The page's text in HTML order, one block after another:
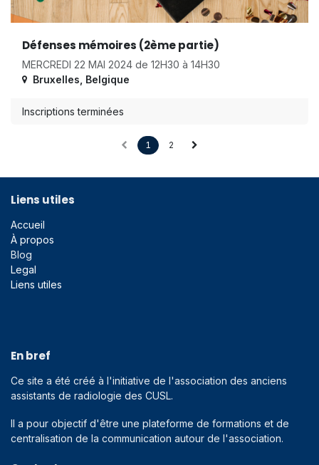
Défenses mémoires (2ème partie)
MERCREDI 22 MAI 2024 de 12H30 à 14H30
Bruxelles Belgique
Inscriptions terminées
1 2
Liens utiles
Accueil
À propos
Blog
Legal
Liens utiles
En bref
Ce site a été créé à l'initiative de l'association des anciens
assistants de radiologie des CUSL.
Il a pour objectif d'être une plateforme de formations et de
centralisation de la communication autour de l'association.